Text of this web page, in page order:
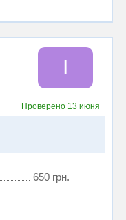
I
Проверено 13 июня
650 грн.